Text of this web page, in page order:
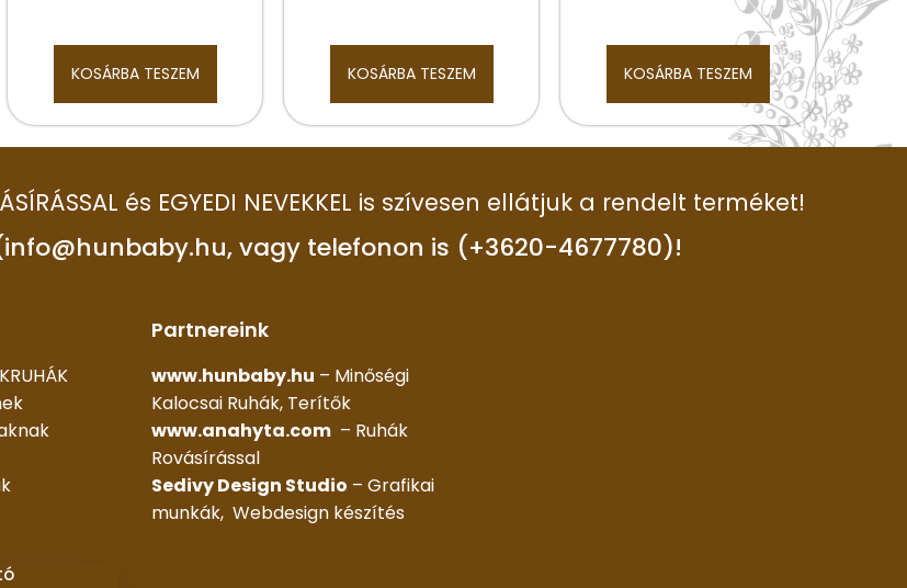
KOSÁRBA TESZEM KOSÁRBA TESZEM KOSÁRBA TESZEM
és EGYEDI NEVEKKEL is szívesen ellátjuk a rendelt terméket!
vagy telefonon is (+3620-4677780)!
Partnereink
www.hunbaby.hu – Minőségi
Kalocsai Ruhák, Terítők
www.anahyta.com – Ruhák
Rovásírással
Sedivy Design Studio – Grafikai
munkák, Webdesign készítés